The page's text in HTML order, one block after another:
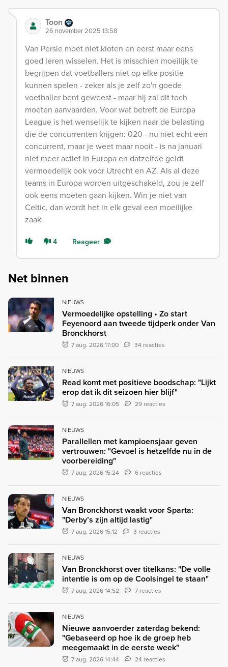
Toon
26 november 2025 13:58
Van Persie moet niet kloten en eerst maar eens
goed leren wisselen. Het is misschien moeilijk te
begrijpen dat voetballers niet op elke positie
kunnen spelen - zeker als je zelf zo'n goede
voetballer bent geweest - maar hij zal dit toch
moeten aanvaarden. Voor wat betreft de Europa
League is het wenselijk te kijken naar de belasting
die de concurrenten krijgen: 020 - nu niet echt een
concurrent, maar je weet maar nooit - is na januari
niet meer actief in Europa en datzelfde geldt
vermoedelijk ook voor Utrecht en AZ. Als al deze
teams in Europa worden uitgeschakeld, zou je zelf
ook eens moeten gaan kijken. Win je niet van
Celtic, dan wordt het in elk geval een moeilijke
zaak.
4 Reageer
Net binnen
NIEUWS
Vermoedelijke opstelling • Zo start
Feyenoord aan tweede tijdperk onder Van
Bronckhorst
7 aug. 2026 17:00 34 reacties
NIEUWS
Read komt met positieve boodschap: "Lijkt
erop dat ik dit seizoen hier blijf"
7 aug. 2026 16:05 29 reacties
NIEUWS
Parallellen met kampioensjaar geven
vertrouwen: "Gevoel is hetzelfde nu in de
voorbereiding"
7 aug. 2026 15:24 6 reacties
NIEUWS
Van Bronckhorst waakt voor Sparta:
"Derby’s zijn altijd lastig"
7 aug. 2026 15:12 3 reacties
NIEUWS
Van Bronckhorst over titelkans: "De volle
intentie is om op de Coolsingel te staan"
7 aug. 2026 14:52 7 reacties
NIEUWS
Nieuwe aanvoerder zaterdag bekend:
"Gebaseerd op hoe ik de groep heb
meegemaakt in de eerste week"
7 aug. 2026 14:44 24 reacties